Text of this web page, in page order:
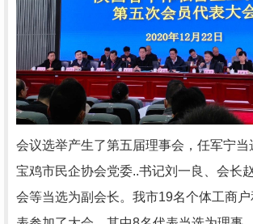
会议选举产生了第五届理事会，任军宁当
宝鸡市民企协会党委..书记刘一良、会长
会等当选为副会长。我市19名个体工商